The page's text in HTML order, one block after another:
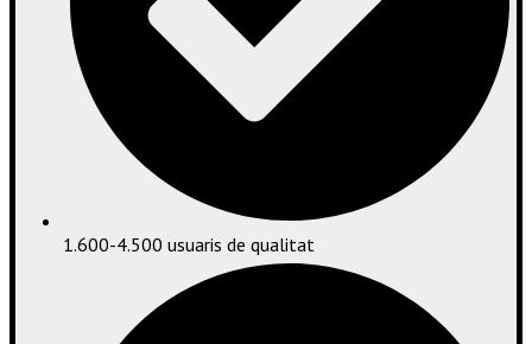
1.600-4.500 usuaris de qualitat